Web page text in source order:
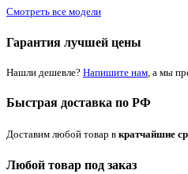
Смотреть все модели
Гарантия лучшей цены
Нашли дешевле? Напишите нам , а мы
Быстрая доставка по РФ
Доставим любой товар в кратчайшие
Любой товар под заказ